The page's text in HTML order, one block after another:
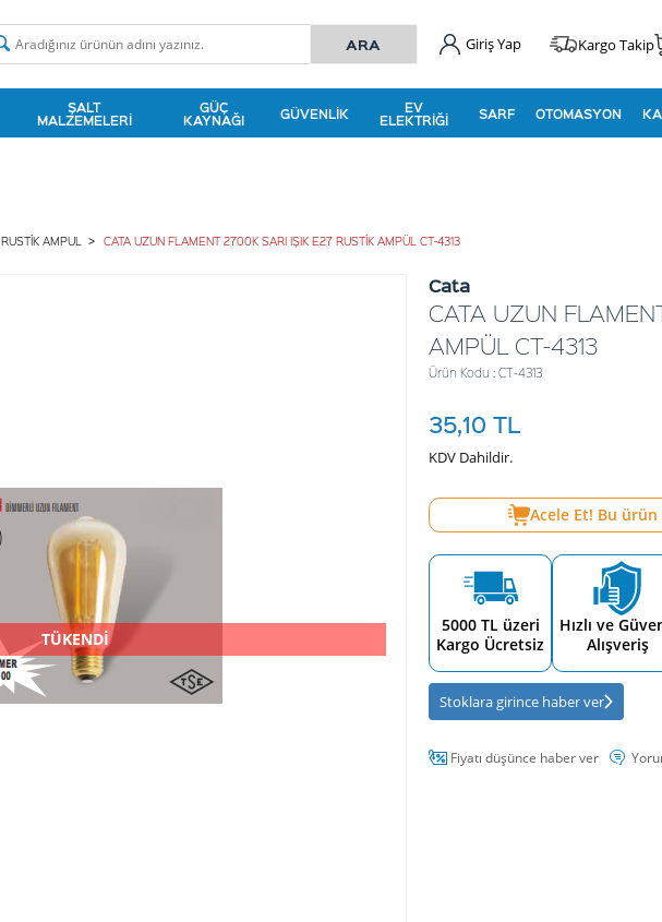
Giriş Yap Kargo Takip
ŞALT
MALZEMELERI
GÜÇ
KAYNAĞI GÜVENLIK EV
ELEKTRIĞI SARF OTOMASYON
RUSTIK AMPUL CATA UZUN FLAMENT 2700K SARI IŞIK E27 RUSTİK AMPÜL CT-4313
TÜKENDİ
Cata
CATA UZUN
AMPÜL CT-4313
Ürün Kodu : CT-4313
35,10 TL
KDV Dahildir.
Acele Et! Bu ürün
5000 TL üzeri
Kargo Ücretsiz
Hızlı ve
Alışveriş
Stoklara girince haber ver
Fiyatı düşünce haber ver